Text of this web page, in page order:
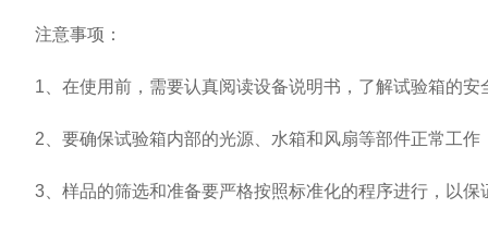
注意事项：
1、在使用前，需要认真阅读设备说明书，了解试验箱的安
2、要确保试验箱内部的光源、水箱和风扇等部件正常工作
3、样品的筛选和准备要严格按照标准化的程序进行，以保